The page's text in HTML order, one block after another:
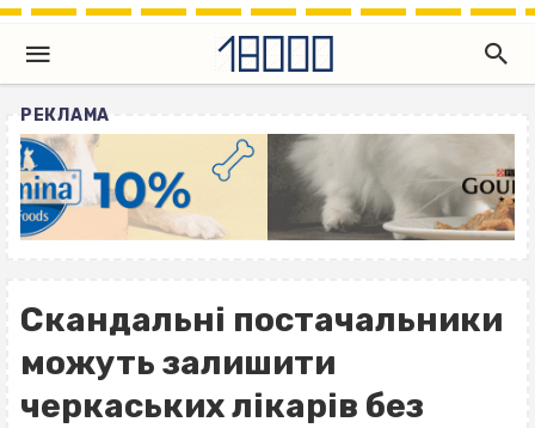
РЕКЛАМА
Скандальні постачальники
можуть залишити
черкаських лікарів без